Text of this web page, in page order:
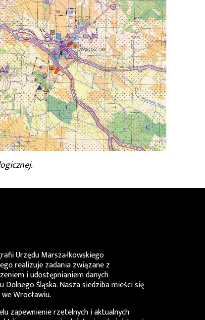
Urzędu Marszałkowskiego
realizuje zadania związane z
i udostępnianiem danych
Śląska. Nasza siedziba mieści się
Wrocławiu.
zapewnienie rzetelnych i aktualnych